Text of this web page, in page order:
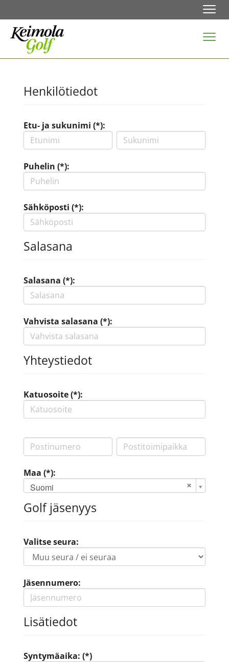
Henkilötiedot
Etu- ja sukunimi (*):
Puhelin (*):
Sähköposti (*):
Salasana
Salasana (*):
Vahvista salasana (*):
Yhteystiedot
Katuosoite (*):
Maa (*):
Suomi
Golf jäsenyys
Valitse seura:
Jäsennumero:
Lisätiedot
Syntymäaika: (*)